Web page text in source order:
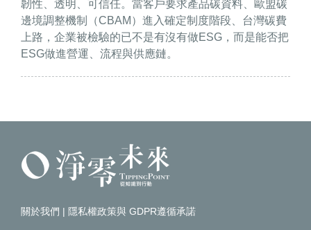
韌性、透明、可信任。當客戶要求產品碳資料、歐盟碳
邊境調整機制（CBAM）進入確定制度階段、台灣碳費
上路，企業被檢驗的已不是有沒有做ESG，而是能否把
ESG做進營運、流程與供應鏈。
關於我們 | 隱私權政策與 GDPR遵循承諾